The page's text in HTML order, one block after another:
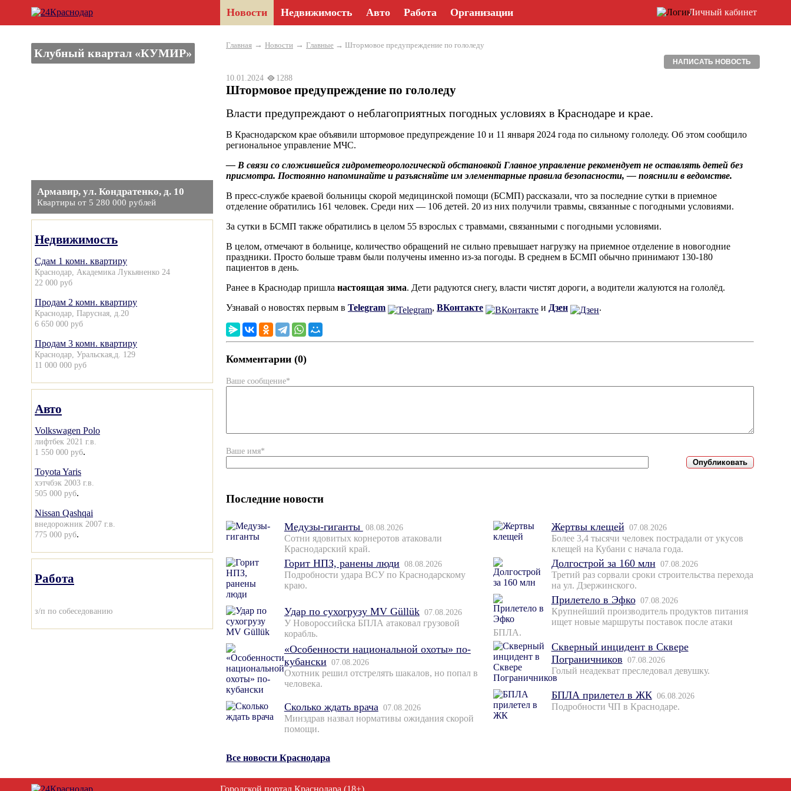
Новости Недвижимость Авто Работа Организации Личный кабинет
Клубный квартал «КУМИР»
Армавир, ул. Кондратенко, д. 10
Квартиры от 5 280 000 рублей
Недвижимость
Сдам 1 комн. квартиру
Краснодар, Академика Лукьяненко 24
22 000 руб
Продам 2 комн. квартиру
Краснодар, Парусная, д.20
6 650 000 руб
Продам 3 комн. квартиру
Краснодар, Уральская,д. 129
11 000 000 руб
Авто
Volkswagen Polo
лифтбек 2021 г.в.
1 550 000 руб.
Toyota Yaris
хэтчбэк 2003 г.в.
505 000 руб.
Nissan Qashqai
внедорожник 2007 г.в.
775 000 руб.
Работа
з/п по собеседованию
Главная → Новости → Главные → Штормовое предупреждение по гололеду
НАПИСАТЬ НОВОСТЬ
10.01.2024 1288
Штормовое предупреждение по гололеду
Власти предупреждают о неблагоприятных погодных условиях в Краснодаре и крае.
В Краснодарском крае объявили штормовое предупреждение 10 и 11 января 2024 года по сильному гололеду. Об этом сообщило
региональное управление МЧС.
— В связи со сложившейся гидрометеорологической обстановкой Главное управление рекомендует не оставлять детей без
присмотра. Постоянно напоминайте и разъясняйте им элементарные правила безопасности, — пояснили в ведомстве.
В пресс-службе краевой больницы скорой медицинской помощи (БСМП) рассказали, что за последние сутки в приемное
отделение обратились 161 человек. Среди них — 106 детей. 20 из них получили травмы, связанные с погодными условиями.
За сутки в БСМП также обратились в целом 55 взрослых с травмами, связанными с погодными условиями.
В целом, отмечают в больнице, количество обращений не сильно превышает нагрузку на приемное отделение в новогодние
праздники. Просто больше травм были получены именно из-за погоды. В среднем в БСМП обычно принимают 130-180
пациентов в день.
Ранее в Краснодар пришла настоящая зима. Дети радуются снегу, власти чистят дороги, а водители жалуются на гололёд.
Узнавай о новостях первым в Telegram , ВКонтакте и Дзен .
Комментарии (0)
Ваше сообщение*
Ваше имя*
Последние новости
Медузы-гиганты 08.08.2026
Сотни ядовитых корнеротов атаковали
Краснодарский край.
Горит НПЗ, ранены люди 08.08.2026
Подробности удара ВСУ по Краснодарскому
краю.
Удар по сухогрузу MV Güllük 07.08.2026
У Новороссийска БПЛА атаковал грузовой
корабль.
«Особенности национальной охоты» по-
кубански 07.08.2026
Охотник решил отстрелять шакалов, но попал в
человека.
Сколько ждать врача 07.08.2026
Минздрав назвал нормативы ожидания скорой
помощи.
Жертвы клещей 07.08.2026
Более 3,4 тысячи человек пострадали от укусов
клещей на Кубани с начала года.
Долгострой за 160 млн 07.08.2026
Третий раз сорвали сроки строительства перехода
на ул. Дзержинского.
Прилетело в Эфко 07.08.2026
Крупнейший производитель продуктов питания
ищет новые маршруты поставок после атаки
БПЛА.
Скверный инцидент в Сквере
Пограничников 07.08.2026
Голый неадекват преследовал девушку.
БПЛА прилетел в ЖК 06.08.2026
Подробности ЧП в Краснодаре.
Все новости Краснодара
Городской портал Краснодара (18+)